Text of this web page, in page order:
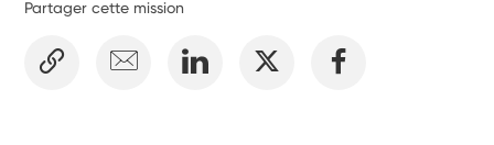
Partager cette mission